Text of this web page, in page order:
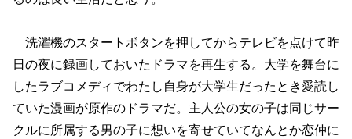
洗濯機のスタートボタンを押してからテレビを点けて昨
日の夜に録画しておいたドラマを再生する。大学を舞台に
したラブコメディでわたし自身が大学生だったとき愛読し
ていた漫画が原作のドラマだ。主人公の女の子は同じサー
クルに所属する男の子に想いを寄せていてなんとか恋仲に